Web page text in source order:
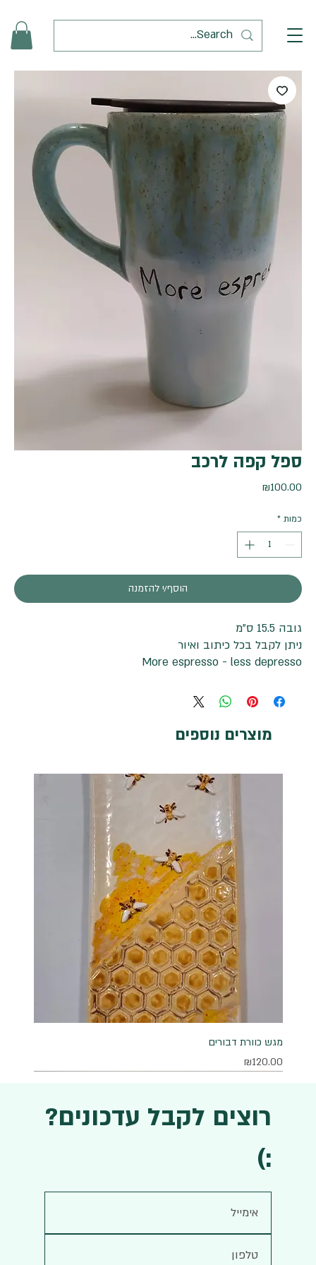
ספל קפה לרכב
₪100.00
כמות *
הוסף/י להזמנה
גובה 15.5 ס"מ
ניתן לקבל בכל כיתוב ואיור
More espresso - less depresso
מוצרים נוספים
מגש כוורת דבורים
מחיר
₪120.00
רוצים לקבל עדכונים?
:)